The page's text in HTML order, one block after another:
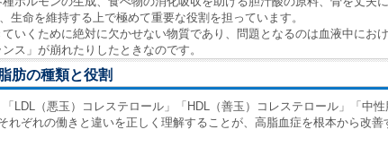
生命を維持する上で極めて重要な役割を担っています。
いくために絶対に欠かせない物質であり、問題となるのは血液中にお
ス」が崩れたりしたときなのです。
肪の種類と役割
LDL（悪玉）コレステロール」「HDL（善玉）コレステロール」「中性
れぞれの働きと違いを正しく理解することが、高脂血症を根本から改善